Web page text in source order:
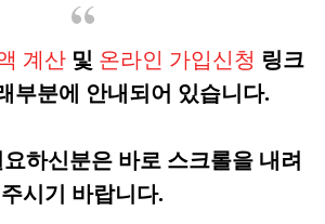
계산 및 온라인 가입신청 링크
부분에 안내되어 있습니다.
하신분은 바로 스크롤을 내려
주시기 바랍니다.